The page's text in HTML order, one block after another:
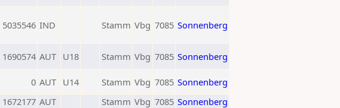
5035546 IND Stamm Vbg 7085 Sonnenberg
1690574 AUT U18 Stamm Vbg 7085 Sonnenberg
0 AUT U14 Stamm Vbg 7085 Sonnenberg
1672177 AUT Stamm Vbg 7085 Sonnenberg